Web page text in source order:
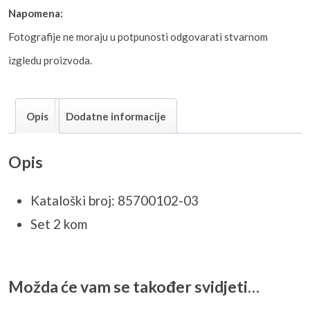
Napomena:
Fotografije ne moraju u potpunosti odgovarati stvarnom
izgledu proizvoda.
Opis Dodatne informacije
Opis
Kataloški broj: 85700102-03
Set 2 kom
Možda će vam se također svidjeti…